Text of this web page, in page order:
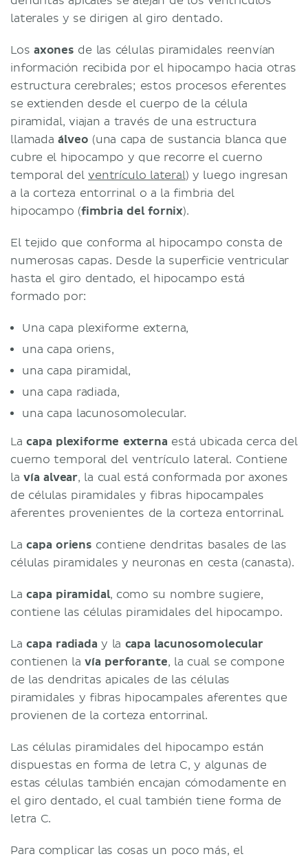
laterales y se dirigen al giro dentado.
Los axones de las células piramidales reenvían
información recibida por el hipocampo hacia otras
estructura cerebrales; estos procesos eferentes
se extienden desde el cuerpo de la célula
piramidal, viajan a través de una estructura
llamadaálveo (una capa de sustancia blanca que
cubre el hipocampo y que recorre el cuerno
temporal delventrículo lateral) y luego ingresan
a la corteza entorrinal o a la fimbria del
hipocampo (fimbria del fornix).
El tejido que conforma al hipocampo consta de
numerosas capas. Desde la superficie ventricular
hasta el giro dentado, el hipocampo está
formado por:
Una capa plexiforme externa,
una capa oriens,
una capa piramidal,
una capa radiada,
una capa lacunosomolecular.
Lacapa plexiforme externa está ubicada cerca del
cuerno temporal del ventrículo lateral. Contiene
lavía alvear, la cual está conformada por axones
de células piramidales y fibras hipocampales
aferentes provenientes de la corteza entorrinal.
Lacapa oriens contiene dendritas basales de las
células piramidales y neuronas en cesta (canasta).
Lacapa piramidal, como su nombre sugiere,
contiene las células piramidales del hipocampo.
Lacapa radiaday la capa lacunosomolecular
contienen lavía perforante, la cual se compone
de las dendritas apicales de las células
piramidales y fibras hipocampales aferentes que
provienen de la corteza entorrinal.
Las células piramidales del hipocampo están
dispuestas en forma de letra C, y algunas de
estas células también encajan cómodamente en
el giro dentado, el cual también tiene forma de
letra C.
Para complicar las cosas un poco más, el